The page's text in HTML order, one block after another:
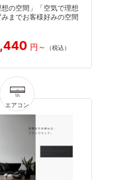
想の空間」「空気で理想
までお客様好みの空間